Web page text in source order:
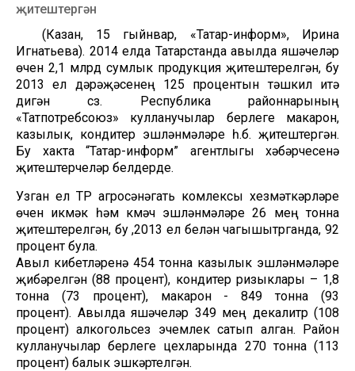
җитештергән
(Казан, 15 гыйнвар, «Татар-информ», Ирина
Игнатьева). 2014 елда Татарстанда авылда яшәүчеләр
өчен 2,1 млрд сумлык продукция җитештерелгән, бу
2013 ел дәрәҗәсенең 125 процентын тәшкил итә
дигән сүз. Республика районнарының
«Татпотребсоюз» кулланучылар берлеге макарон,
казылык, кондитер эшләнмәләре һ.б. җитештергән.
Бу хакта “Татар-информ” агентлыгы хәбәрчесенә
җитештерүчеләр белдерде.
Узган ел ТР агросәнәгать комлексы хезмәткәрләре
өчен икмәк һәм күмәч эшләнмәләре 26 мең тонна
җитештерелгән, бу ,2013 ел белән чагышытрганда, 92
процент була.
Авыл кибетләренә 454 тонна казылык эшләнмәләре
җибәрелгән (88 процент), кондитер ризыклары – 1,8
тонна (73 процент), макарон - 849 тонна (93
процент). Авылда яшәүчеләр 349 мең декалитр (108
процент) алкогольсез эчемлек сатып алган. Район
кулланучылар берлеге цехларында 270 тонна (113
процент) балык эшкәртелгән.